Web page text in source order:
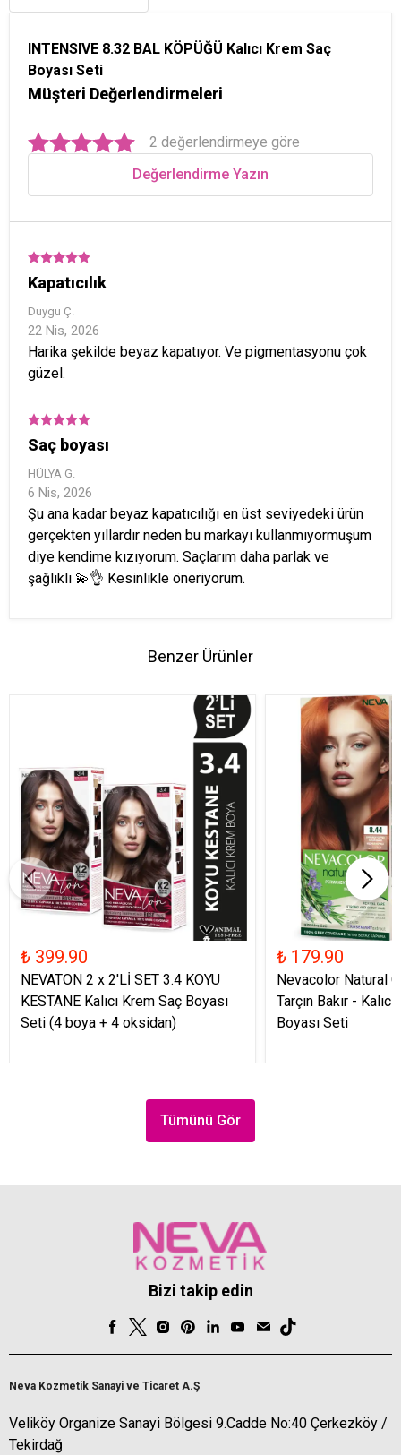
INTENSIVE 8.32 BAL KÖPÜĞÜ Kalıcı Krem Saç
Boyası Seti
Müşteri Değerlendirmeleri
2 değerlendirmeye göre
Değerlendirme Yazın
Kapatıcılık
Duygu Ç.
22 Nis, 2026
Harika şekilde beyaz kapatıyor. Ve pigmentasyonu çok
güzel.
Saç boyası
HÜLYA G.
6 Nis, 2026
Şu ana kadar beyaz kapatıcılığı en üst seviyedeki ürün
gerçekten yıllardır neden bu markayı kullanmıyormuşum
diye kendime kızıyorum. Saçlarım daha parlak ve
şağlıklı 💫👌 Kesinlikle öneriyorum.
Benzer Ürünler
₺ 399.90
NEVATON 2 x 2'Lİ SET 3.4 KOYU
KESTANE Kalıcı Krem Saç Boyası
Seti (4 boya + 4 oksidan)
₺ 179.90
Nevacolor Natural
Tarçın Bakır -
Boyası Seti
Tümünü Gör
Bizi takip edin
Neva Kozmetik Sanayi ve Ticaret A.Ş
Veliköy Organize Sanayi Bölgesi 9.Cadde No:40 Çerkezköy /
Tekirdağ